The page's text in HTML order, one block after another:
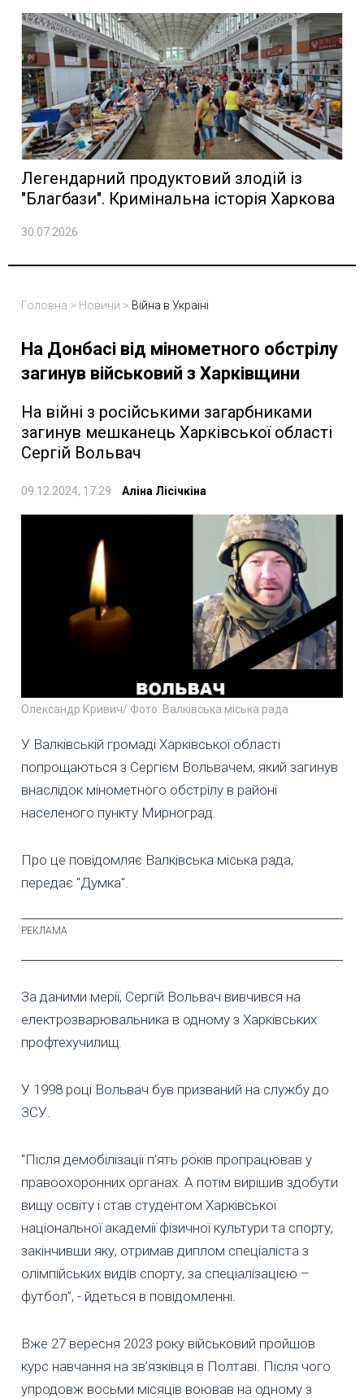
Легендарний продуктовий злодій із
"Благбази". Кримінальна історія Харкова
30.07.2026
Головна > Новини > Війна в Україні
На Донбасі від мінометного обстрілу
загинув військовий з Харківщини
На війні з російськими загарбниками
загинув мешканець Харківської області
Сергій Вольвач
09.12.2024, 17:29 Аліна Лісічкіна
Олександр Кривич/ Фото: Валківська міська рада
У Валківській громаді Харківської області
попрощаються з Сергієм Вольвачем, який загинув
внаслідок мінометного обстрілу в районі
населеного пункту Мирноград.
Про це повідомляє Валківська міська рада,
передає "Думка".
За даними мерії, Сергій Вольвач вивчився на
електрозварювальника в одному з Харківських
профтехучилищ.
У 1998 році Вольвач був призваний на службу до
ЗСУ.
"Після демобілізації п’ять років пропрацював у
правоохоронних органах. А потім вирішив здобути
вищу освіту і став студентом Харківської
національної академії фізичної культури та спорту,
закінчивши яку, отримав диплом спеціаліста з
олімпійських видів спорту, за спеціалізацією –
футбол”, - йдеться в повідомленні.
Вже 27 вересня 2023 року військовий пройшов
курс навчання на зв’язківця в Полтаві. Після чого
упродовж восьми місяців воював на одному з